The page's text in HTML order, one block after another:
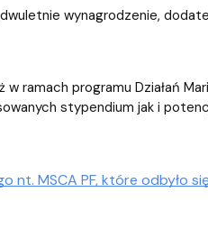
wynagrodzenie,
programu Działań
stypendium jak i
MSCA PF, które odbyło